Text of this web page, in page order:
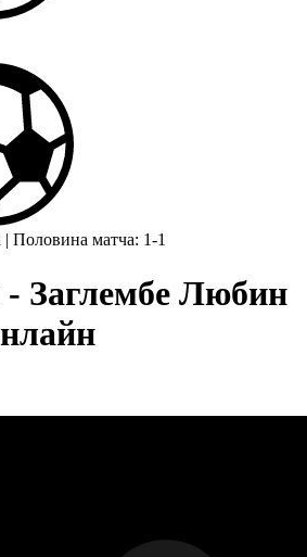
| Половина матча: 1-1
Заглембе Любин